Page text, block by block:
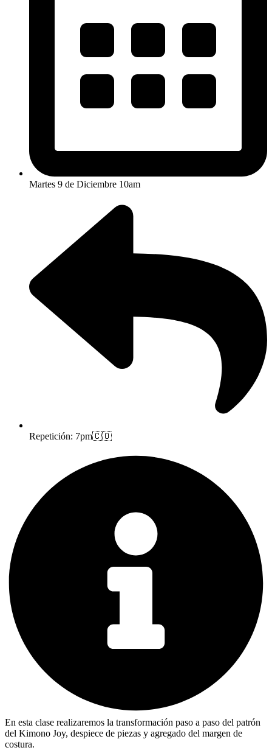
Martes 9 de Diciembre 10am
Repetición: 7pm🇨🇴
En esta clase realizaremos la transformación paso a paso del patrón
del Kimono Joy, despiece de piezas y agregado del margen de
costura.